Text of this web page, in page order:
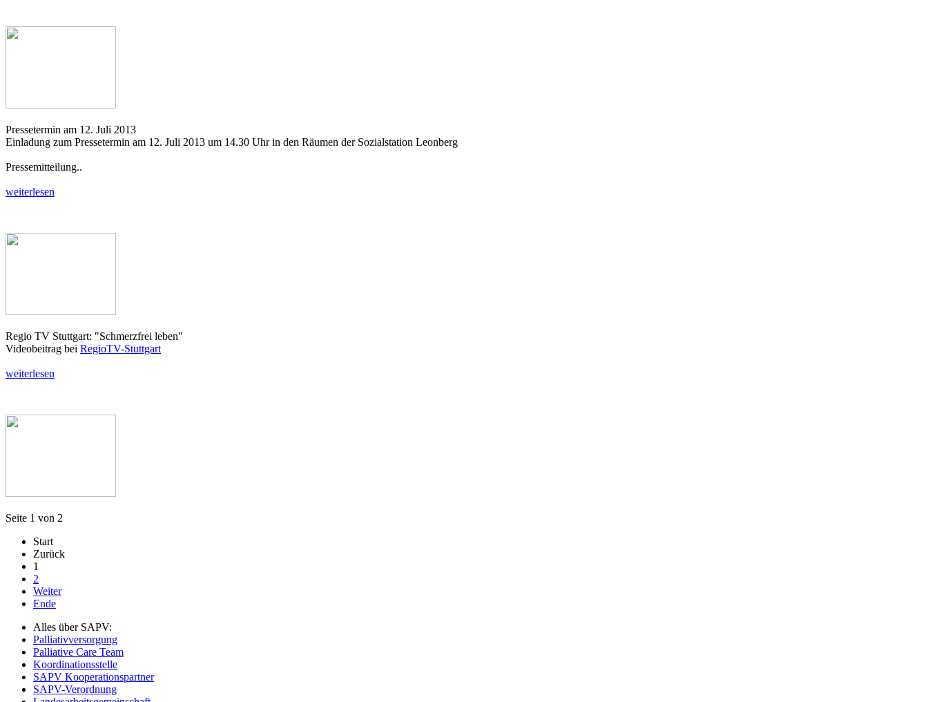
Pressetermin am 12. Juli 2013
Einladung zum Pressetermin am 12. Juli 2013 um 14.30 Uhr in den Räumen der Sozialstation Leonberg
Pressemitteilung..
weiterlesen
Regio TV Stuttgart: "Schmerzfrei leben"
Videobeitrag bei RegioTV-Stuttgart
weiterlesen
Seite 1 von 2
Start
Zurück
1
2
Weiter
Ende
Alles über SAPV:
Palliativversorgung
Palliative Care Team
Koordinationsstelle
SAPV Kooperationspartner
SAPV-Verordnung